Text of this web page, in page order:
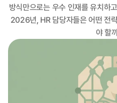
방식만으로는 우수 인재를 유치하
2026년, HR 담당자들은 어떤 전
야 할